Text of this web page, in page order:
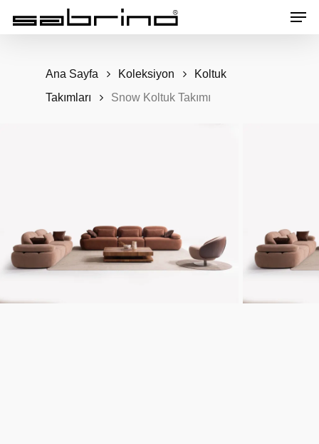
Ana Sayfa Koleksiyon
Koltuk
Takımları
Snow Koltuk Takımı